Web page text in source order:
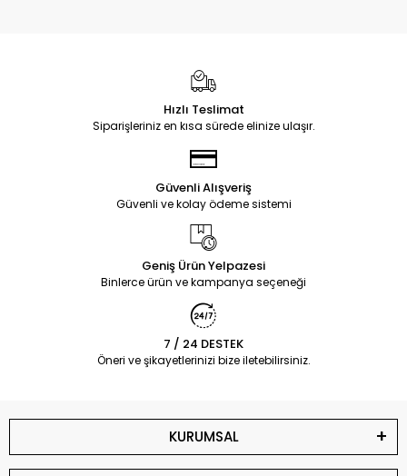
Hızlı Teslimat
Siparişleriniz en kısa sürede elinize ulaşır.
Güvenli Alışveriş
Güvenli ve kolay ödeme sistemi
Geniş Ürün Yelpazesi
Binlerce ürün ve kampanya seçeneği
7 / 24 DESTEK
Öneri ve şikayetlerinizi bize iletebilirsiniz.
KURUMSAL